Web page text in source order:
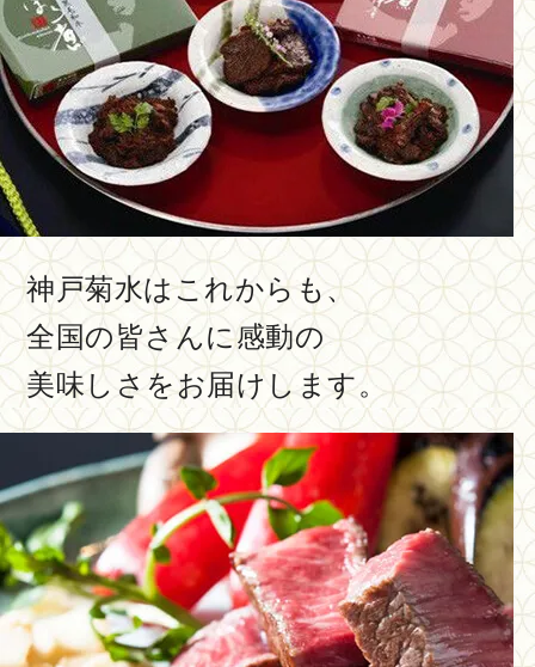
神戸菊水はこれからも、
全国の皆さんに感動の
美味しさをお届けします。